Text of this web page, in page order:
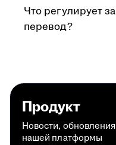
Что регулирует
перевод?
Продукт
Новости,
нашей платформы